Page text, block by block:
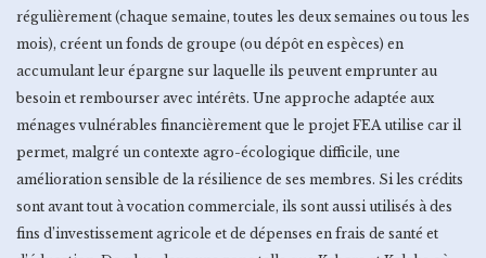
régulièrement (chaque semaine, toutes les deux semaines ou tous les
mois), créent un fonds de groupe (ou dépôt en espèces) en
accumulant leur épargne sur laquelle ils peuvent emprunter au
besoin et rembourser avec intérêts. Une approche adaptée aux
ménages vulnérables financièrement que le projet FEA utilise car il
permet, malgré un contexte agro-écologique difficile, une
amélioration sensible de la résilience de ses membres. Si les crédits
sont avant tout à vocation commerciale, ils sont aussi utilisés à des
fins d’investissement agricole et de dépenses en frais de santé et